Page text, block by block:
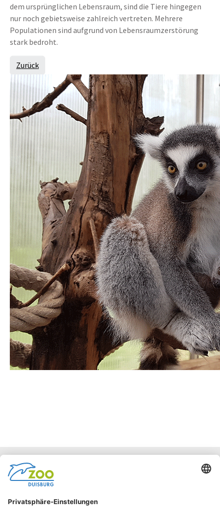
dem ursprünglichen Lebensraum, sind die Tiere hingegen
nur noch gebietsweise zahlreich vertreten. Mehrere
Populationen sind aufgrund von Lebensraumzerstörung
stark bedroht.
Zurück
FacebookInstagram
Barrierefreiheit
Impressum